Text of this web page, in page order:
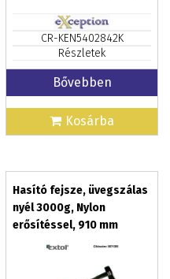
CR-KEN5402842K
Részletek
Bővebben
Kosárba
Hasító fejsze, üvegszálas
nyél 3000g, Nylon
erősítéssel, 910 mm
hosszú, TPR gumis